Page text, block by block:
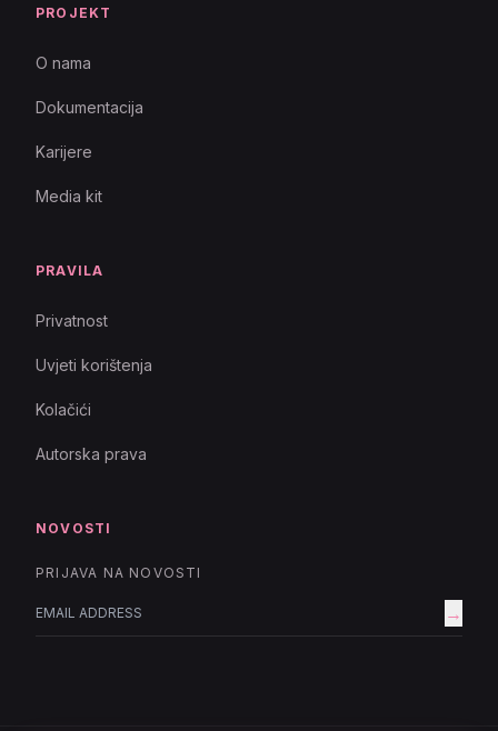
PROJEKT
O nama
Dokumentacija
Karijere
Media kit
PRAVILA
Privatnost
Uvjeti korištenja
Kolačići
Autorska prava
NOVOSTI
PRIJAVA NA NOVOSTI
→